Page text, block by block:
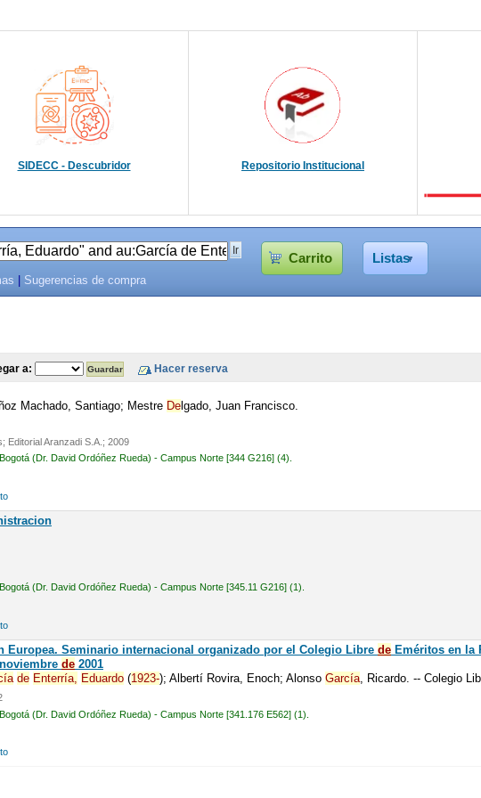
SIDECC - Descubridor Repositorio Institucional
Carrito Listas
Sugerencias de compra
a:
Machado, Santiago; Mestre Delgado, Juan Francisco.
Editorial Aranzadi S.A.; 2009
Bogotá (Dr. David Ordóñez Rueda) - Campus Norte [344 G216] (4).
Bogotá (Dr. David Ordóñez Rueda) - Campus Norte [345.11 G216] (1).
Europea. Seminario internacional organizado por el Colegio Libre deEméritos en la
de2001
de Enterría, Eduardo(1923-); Albertí Rovira, Enoch; Alonso García, Ricardo. -- Colegio
Bogotá (Dr. David Ordóñez Rueda) - Campus Norte [341.176 E562] (1).